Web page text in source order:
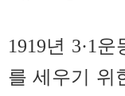
1919년 3·1
를 세우기 위